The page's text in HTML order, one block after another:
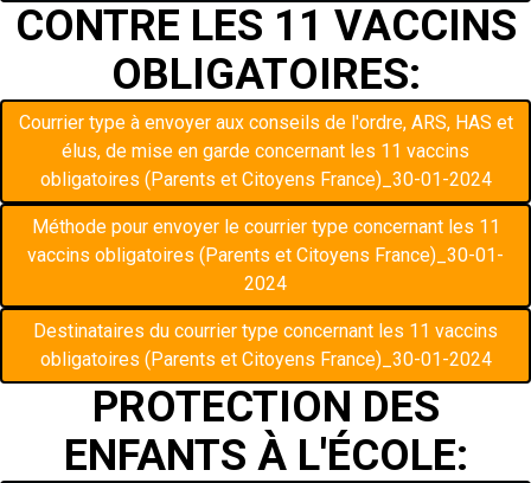
CONTRE LES 11 VACCINS
OBLIGATOIRES:
Courrier type à envoyer aux conseils de l'ordre, ARS, HAS et
élus, de mise en garde concernant les 11 vaccins
obligatoires (Parents et Citoyens France)_30-01-2024
Méthode pour envoyer le courrier type concernant les 11
vaccins obligatoires (Parents et Citoyens France)_30-01-
2024
Destinataires du courrier type concernant les 11 vaccins
obligatoires (Parents et Citoyens France)_30-01-2024
PROTECTION DES
ENFANTS À L'ÉCOLE: